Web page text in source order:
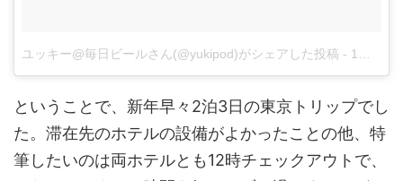
ユッキー@毎日ビールさん(@yukipod)がシェアした投稿 - 1月 7, 2018 at 9:54午後 PST
ということで、新年早々2泊3日の東京トリップでし
た。滞在先のホテルの設備がよかったことの他、特
筆したいのは両ホテルとも12時チェックアウトで、